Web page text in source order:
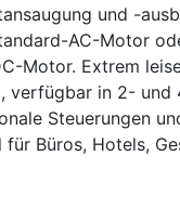
und -
AC-Motor
Motor. Extrem
verfügbar in 2- und
Steuerungen
Büros, Hotels,